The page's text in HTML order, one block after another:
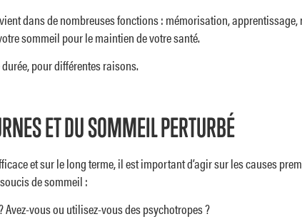
dans de nombreuses fonctions : mémorisation,
sommeil pour le maintien de votre santé.
pour différentes raisons.
ET DU SOMMEIL PERTURBÉ
et sur le long terme, il est important d’agir sur les causes
de sommeil :
vous ou utilisez-vous des psychotropes ?